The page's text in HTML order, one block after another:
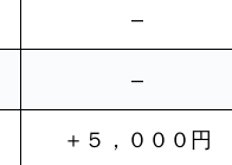
–
–
＋５，０００円